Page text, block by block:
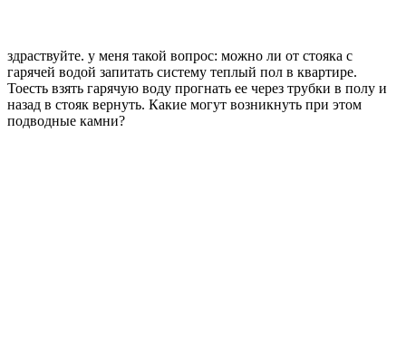
здраствуйте. у меня такой вопрос: можно ли от стояка с
гарячей водой запитать систему теплый пол в квартире.
Тоесть взять гарячую воду прогнать ее через трубки в полу и
назад в стояк вернуть. Какие могут возникнуть при этом
подводные камни?